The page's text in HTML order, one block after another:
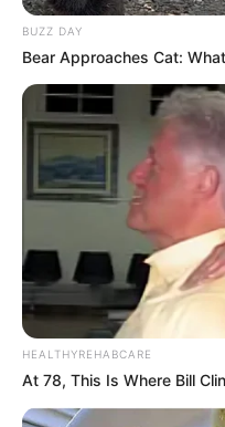
Imhoff
Rheinauhalbinsel
Einblick in die Welt
Kakaobaum bis zur
am
probieren kann.
enmuseum.de
Deutsches Sport &
einem ehemaligen
riesige Ausstellung
von der Olympiade
gezeigt. Als
dem Dach Fußball,
BUZZ DAY
Bear Approaches Cat:
HEALTHYREHABCARE
At 78, This Is Where Bill